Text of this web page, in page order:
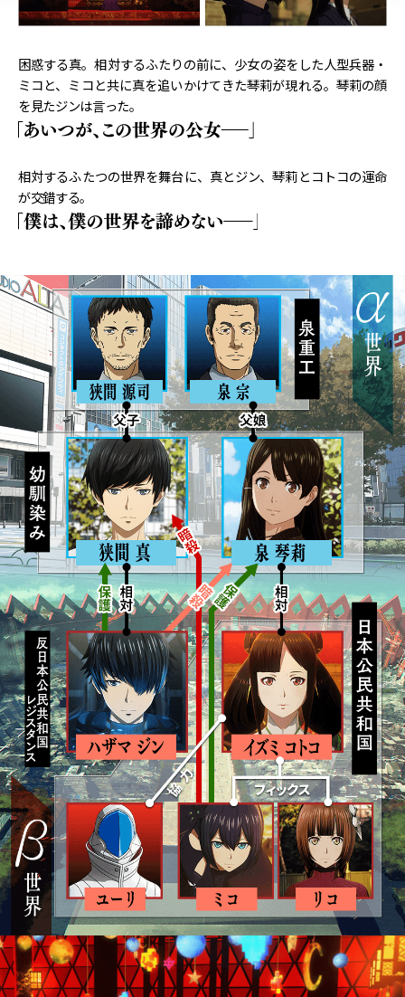
困惑する真。相対するふたりの前に、少女の姿をした人型兵器・
ミコと、ミコと共に真を追いかけてきた琴莉が現れる。琴莉の顔
を見たジンは言った。
相対するふたつの世界を舞台に、真とジン、琴莉とコトコの運命
が交錯する。